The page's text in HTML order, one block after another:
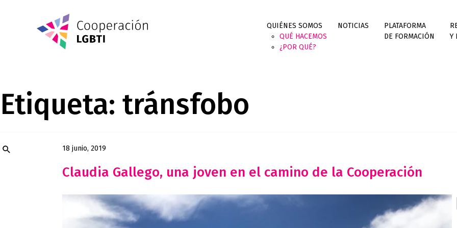
QUIÉNES SOMOS
QUÉ HACEMOS
¿POR QUÉ?
NOTICIAS
PLATAFORMA
DE FORMACIÓN
Y
Etiqueta: tránsfobo
18 junio, 2019
Claudia Gallego, una joven en el camino de la Cooperación